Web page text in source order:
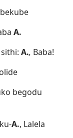
bekube
A.
A., Baba!
begodu
A., Lalela